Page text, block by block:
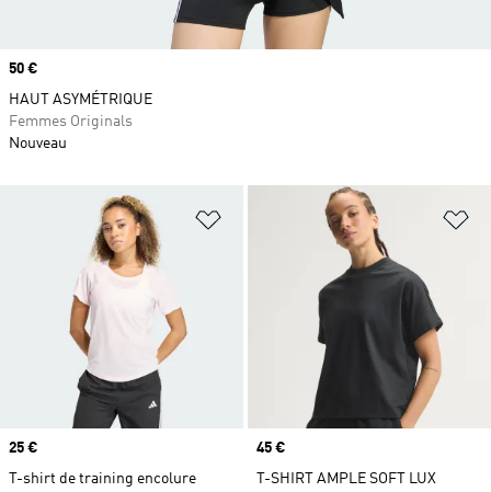
Ajouter à la Liste de produits
Prix
25 €
T-shirt de training encolure
Prix
45 €
T-SHIRT AMPLE SOFT LUX
Prix
50 €
HAUT ASYMÉTRIQUE
Femmes Originals
Nouveau